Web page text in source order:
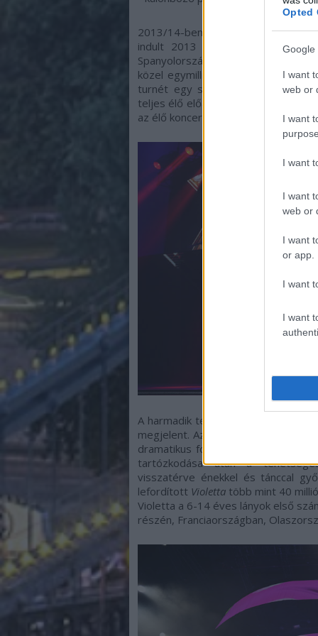
Opted
Google
I want
web or
I want
I want
I want
web or
I want
or app.
I want
I want
2013/14-ben az első
indult 2013 szeptemberében.
Spanyolországban, Olaszországban
közel egymillió jegy kelt el, amely
turnét egy speciális koncertanyag
teljes élő előadást és a rajongók
az élő koncertturné kulisszái mögé
A harmadik televíziós évadjánál járó
megjelent. Az első gyerek-
dramatikus fordulataival
tartózkodása után a
visszatérve énekkel és tánccal
lefordított Violetta több mint 40
Violetta a 6-14 éves lányok első
részén, Franciaországban,